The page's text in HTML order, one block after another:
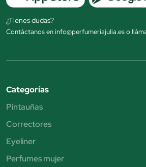
¿Tienes dudas?
Contáctanos en info@perfumeriajulia.es o
Categorías
Pintauñas
Correctores
Eyeliner
Perfumes mujer